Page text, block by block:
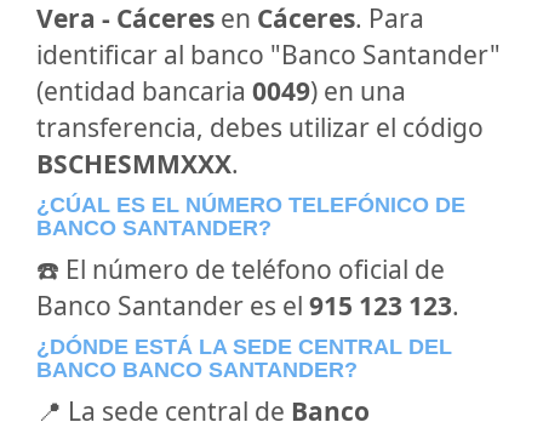
Vera - Cáceres en Cáceres. Para
identificar al banco "Banco Santander"
(entidad bancaria 0049) en una
transferencia, debes utilizar el código
BSCHESMMXXX.
¿CÚAL ES EL NÚMERO TELEFÓNICO DE
BANCO SANTANDER?
☎️ El número de teléfono oficial de
Banco Santander es el 915 123 123.
¿DÓNDE ESTÁ LA SEDE CENTRAL DEL
BANCO BANCO SANTANDER?
📍 La sede central de Banco